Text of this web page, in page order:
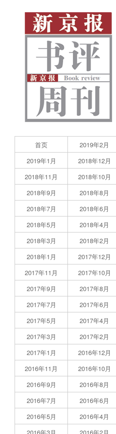
首页
2019年2月
2019年1月
2018年12月
2018年11月
2018年10月
2018年9月
2018年8月
2018年7月
2018年6月
2018年5月
2018年4月
2018年3月
2018年2月
2018年1月
2017年12月
2017年11月
2017年10月
2017年9月
2017年8月
2017年7月
2017年6月
2017年5月
2017年4月
2017年3月
2017年2月
2017年1月
2016年12月
2016年11月
2016年10月
2016年9月
2016年8月
2016年7月
2016年6月
2016年5月
2016年4月